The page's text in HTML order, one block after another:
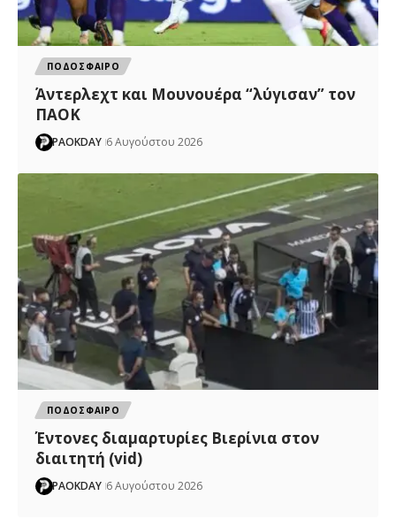
ΠΟΔΟΣΦΑΙΡΟ
Άντερλεχτ και Μουνουέρα “λύγισαν” τον
ΠΑΟΚ
PAOKDAY 6 Αυγούστου 2026
ΠΟΔΟΣΦΑΙΡΟ
Έντονες διαμαρτυρίες Βιερίνια στον
διαιτητή (vid)
PAOKDAY 6 Αυγούστου 2026